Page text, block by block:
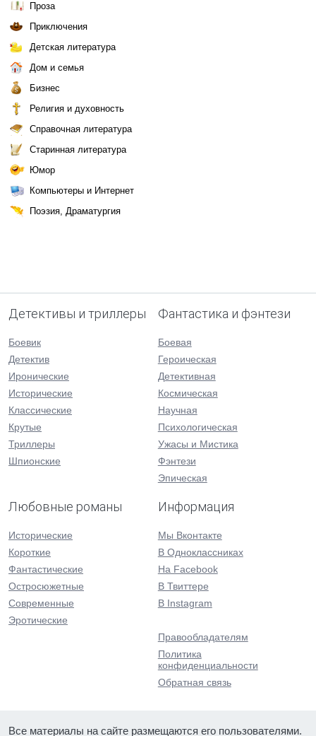
Проза
Приключения
Детская литература
Дом и семья
Бизнес
Религия и духовность
Справочная литература
Старинная литература
Юмор
Компьютеры и Интернет
Поэзия, Драматургия
Детективы и триллеры
Боевик
Детектив
Иронические
Исторические
Классические
Крутые
Триллеры
Шпионские
Фантастика и фэнтези
Боевая
Героическая
Детективная
Космическая
Научная
Психологическая
Ужасы и Мистика
Фэнтези
Эпическая
Любовные романы
Исторические
Короткие
Фантастические
Остросюжетные
Современные
Эротические
Информация
Мы Вконтакте
В Одноклассниках
На Facebook
В Твиттере
В Instagram
Правообладателям
Политика
конфиденциальности
Обратная связь
Все материалы на сайте размещаются его пользователями.